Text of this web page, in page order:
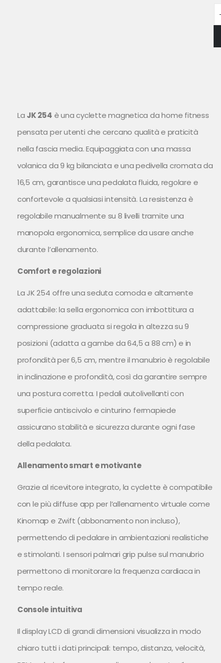
La JK 254 è una cyclette magnetica da home fitness
pensata per utenti che cercano qualità e praticità
nella fascia media. Equipaggiata con una massa
volanica da 9 kg bilanciata e una pedivella cromata da
16,5 cm, garantisce una pedalata fluida, regolare e
confortevole a qualsiasi intensità. La resistenza è
regolabile manualmente su 8 livelli tramite una
manopola ergonomica, semplice da usare anche
durante l’allenamento.
Comfort e regolazioni
La JK 254 offre una seduta comoda e altamente
adattabile: la sella ergonomica con imbottitura a
compressione graduata si regola in altezza su 9
posizioni (adatta a gambe da 64,5 a 88 cm) e in
profondità per 6,5 cm, mentre il manubrio è regolabile
in inclinazione e profondità, così da garantire sempre
una postura corretta. I pedali autolivellanti con
superficie antiscivolo e cinturino fermapiede
assicurano stabilità e sicurezza durante ogni fase
della pedalata.
Allenamento smart e motivante
Grazie al ricevitore integrato, la cyclette è compatibile
con le più diffuse app per l’allenamento virtuale come
Kinomap e Zwift (abbonamento non incluso),
permettendo di pedalare in ambientazioni realistiche
e stimolanti. I sensori palmari grip pulse sul manubrio
permettono di monitorare la frequenza cardiaca in
tempo reale.
Console intuitiva
Il display LCD di grandi dimensioni visualizza in modo
chiaro tutti i dati principali: tempo, distanza, velocità,